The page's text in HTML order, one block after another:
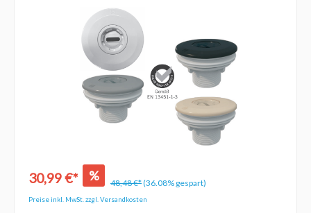
30,99 €* % 48,48 €*(36.08% gespart)
Preise inkl. MwSt. zzgl. Versandkosten